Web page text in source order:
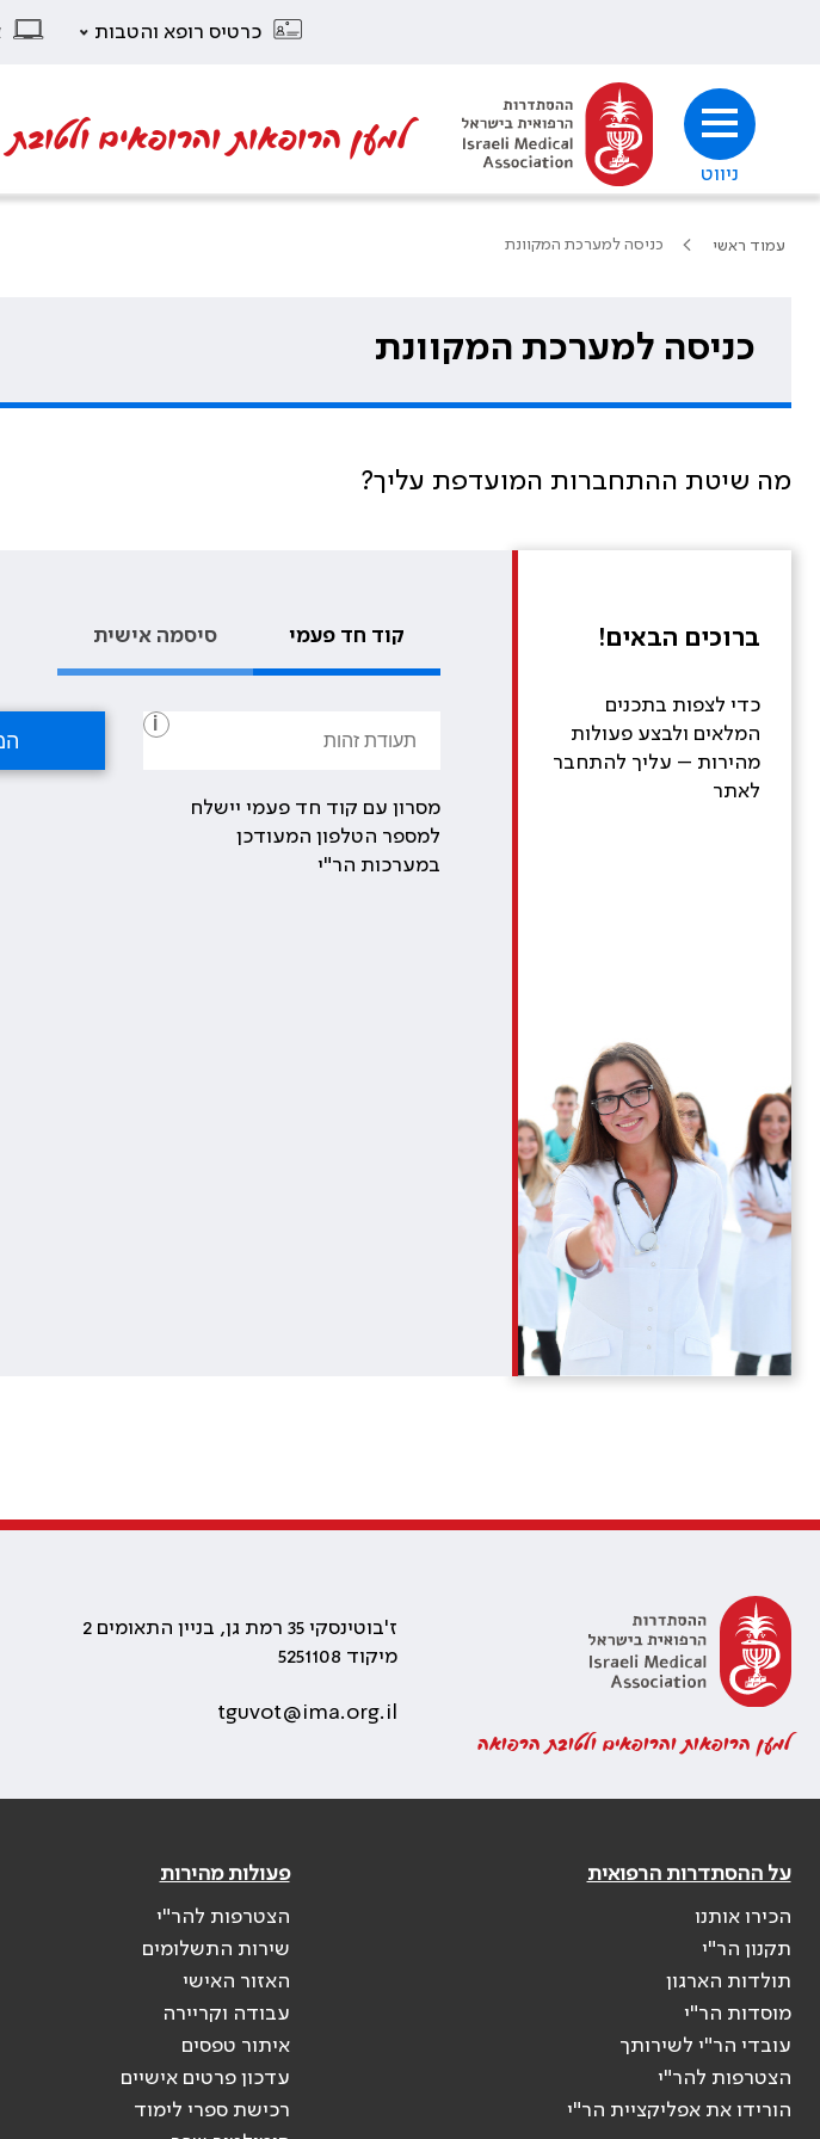
כרטיס רופא והטבות
ניווט
למען הרופאות והרופאים
עמוד ראשי כניסה למערכת המקוונת
כניסה למערכת המקוונת
מה שיטת ההתחברות המועדפת עליך?
ברוכים הבאים!
כדי לצפות בתכנים
המלאים ולבצע פעולות
מהירות – עליך להתחבר
לאתר
קוד חד פעמי סיסמה אישית
i
מסרון עם קוד חד פעמי יישלח
למספר הטלפון המעודכן
במערכות הר"י
למען הרופאות והרופאים ולטובת הרפואה
ז'בוטינסקי 35 רמת גן, בניין התאומים 2
מיקוד 5251108
tguvot@ima.org.il
על ההסתדרות הרפואית
הכירו אותנו
תקנון הר"י
תולדות הארגון
מוסדות הר"י
עובדי הר"י לשירותך
הצטרפות להר"י
הורידו את אפליקציית הר"י
פעולות מהירות
הצטרפות להר"י
שירות התשלומים
האזור האישי
עבודה וקריירה
איתור טפסים
עדכון פרטים אישיים
רכישת ספרי לימוד